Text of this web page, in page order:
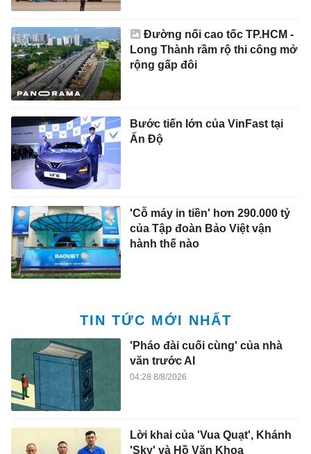
Đường nối cao tốc TP.HCM -
Long Thành rầm rộ thi công mở
rộng gấp đôi
Bước tiến lớn của VinFast tại
Ấn Độ
'Cỗ máy in tiền' hơn 290.000 tỷ
của Tập đoàn Bảo Việt vận
hành thế nào
TIN TỨC MỚI NHẤT
'Pháo đài cuối cùng' của nhà
văn trước AI
04:28 8/8/2026
Lời khai của 'Vua Quạt', Khánh
'Sky' và Hồ Văn Khoa